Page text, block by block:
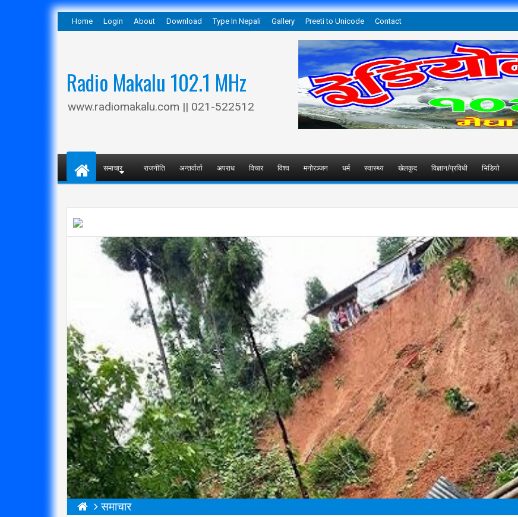
Home Login About Download Type In Nepali Gallery Preeti to Unicode Contact
Radio Makalu 102.1 MHz
www.radiomakalu.com || 021-522512
समाचार राजनीति अन्तर्वार्ता अपराध विचार विश्व मनोरञ्जन धर्म स्वास्थ्य खेलकुद विज्ञान/प्रविधी भिडियो
समाचार